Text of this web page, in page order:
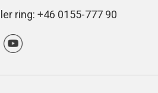
ring: +46 0155-777 90